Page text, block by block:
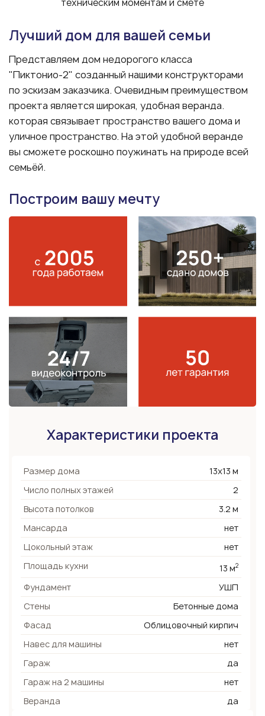
техническим моментам и смете
Лучший дом для вашей семьи
Представляем дом недорогого класса
"Пиктонио-2" созданный нашими конструкторами
по эскизам заказчика. Очевидным преимуществом
проекта является широкая, удобная веранда.
которая связывает пространство вашего дома и
уличное пространство. На этой удобной веранде
вы сможете роскошно поужинать на природе всей
семьёй.
Построим вашу мечту
Характеристики проекта
Размер дома
13х13 м
Число полных этажей
2
Высота потолков
3.2 м
Мансарда
нет
Цокольный этаж
нет
Площадь кухни
13 м2
Фундамент
УШП
Стены
Бетонные дома
Фасад
Облицовочный кирпич
Навес для машины
нет
Гараж
да
Гараж на 2 машины
нет
Веранда
да